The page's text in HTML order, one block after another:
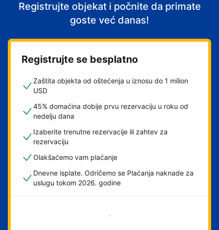
Registrujte objekat i počnite da primate
goste već danas!
Registrujte se besplatno
Zaštita objekta od oštećenja u iznosu do 1 milion
USD
45% domaćina dobije prvu rezervaciju u roku od
nedelju dana
Izaberite trenutne rezervacije ili zahtev za
rezervaciju
Olakšaćemo vam plaćanje
Dnevne isplate. Odričemo se Plaćanja naknade za
uslugu tokom 2026. godine
Počnite odmah